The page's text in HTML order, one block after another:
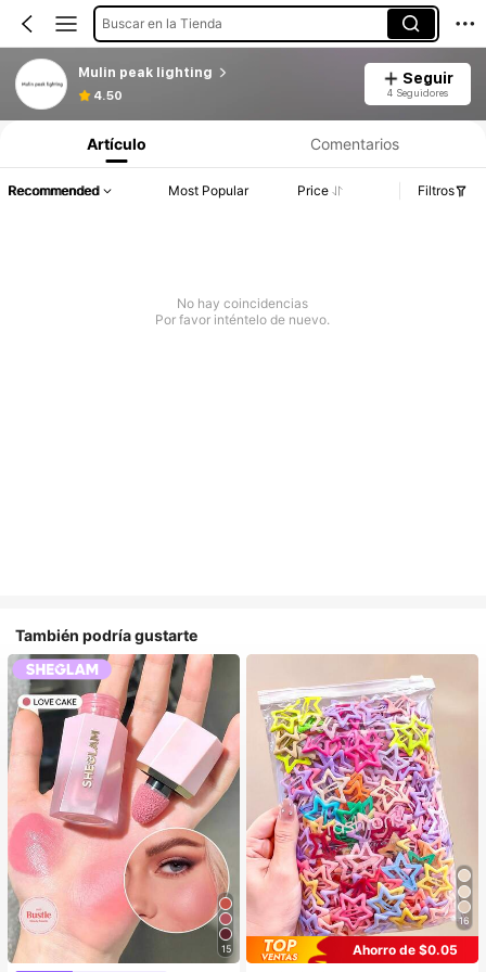
Buscar en la Tienda
Mulin peak lighting
4.50
Seguir
4 Seguidores
Artículo Comentarios
Recommended Most Popular Price Filtros
No hay coincidencias
Por favor inténtelo de nuevo.
También podría gustarte
15
16
Ahorro de $0.05